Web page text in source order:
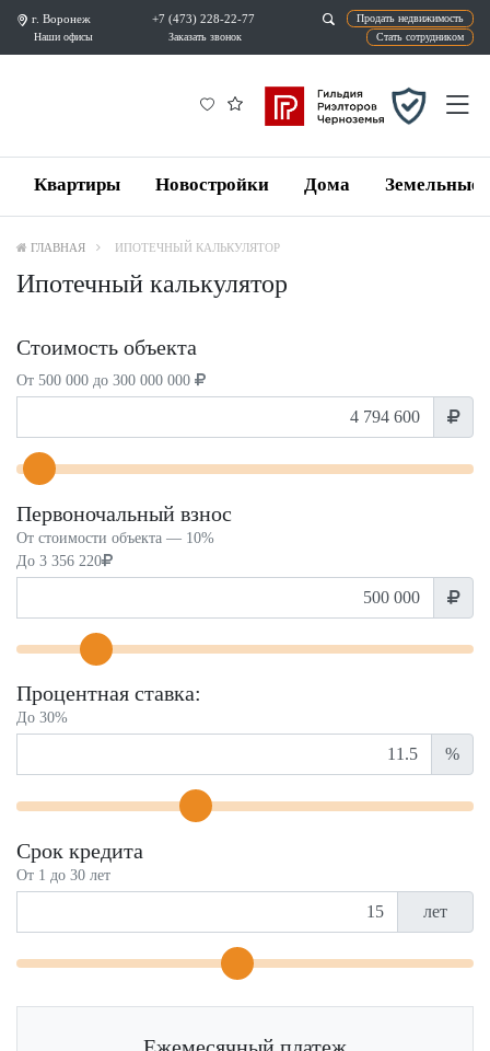
г. Воронеж
Наши офисы
+7 (473) 228-22-77
Квартиры Новостройки Дома Земельные
ГЛАВНАЯ ИПОТЕЧНЫЙ КАЛЬКУЛЯТОР
Ипотечный калькулятор
Стоимость объекта
От 500 000 до 300 000 000
Первоночальный взнос
От стоимости объекта — 10%
До 3 356 220
Процентная ставка:
До 30%
%
Срок кредита
От 1 до 30 лет
лет